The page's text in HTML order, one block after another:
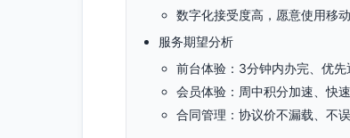
数字化接受度高，愿意使用移
服务期望分析
前台体验：3分钟内办完、优先
会员体验：周中积分加速、快
合同管理：协议价不漏载、不